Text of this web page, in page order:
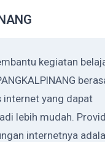
kegiatan
internet yang dapat
lebih mudah.
internetnya